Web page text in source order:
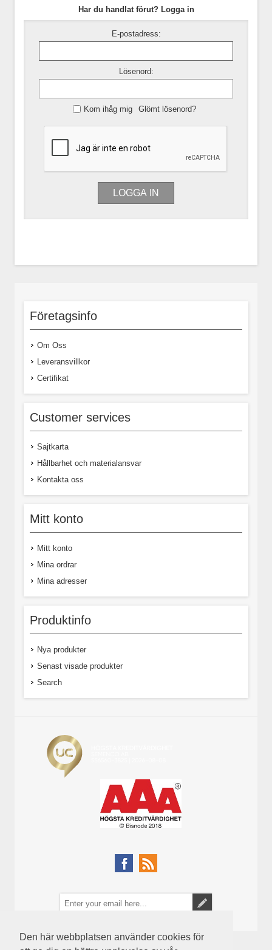
Den här webbplatsen använder cookies för
Har du handlat förut? Logga in
E-postadress:
Lösenord:
Kom ihåg mig Glömt lösenord?
Företagsinfo
Om Oss
Leveransvillkor
Certifikat
Customer services
Sajtkarta
Hållbarhet och materialansvar
Kontakta oss
Mitt konto
Mitt konto
Mina ordrar
Mina adresser
Produktinfo
Nya produkter
Senast visade produkter
Search